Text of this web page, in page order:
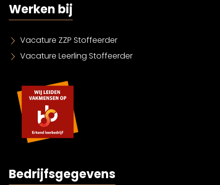
Werken bij
Vacature ZZP Stoffeerder
Vacature Leerling Stoffeerder
Bedrijfsgegevens